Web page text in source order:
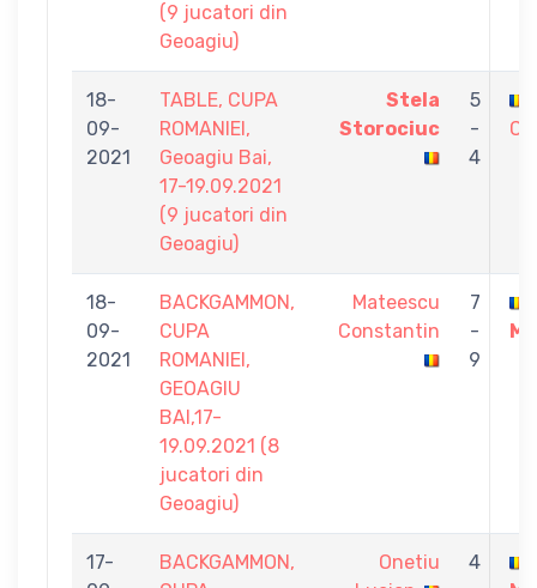
(9 jucatori din
Geoagiu)
18-
09-
2021
TABLE, CUPA
ROMANIEI,
Geoagiu Bai,
17-19.09.2021
(9 jucatori din
Geoagiu)
Stela
Storociuc
5
-
4
18-
09-
2021
BACKGAMMON,
CUPA
ROMANIEI,
GEOAGIU
BAI,17-
19.09.2021 (8
jucatori din
Geoagiu)
Mateescu
Constantin
7
-
9
17-
BACKGAMMON,
Onetiu
4